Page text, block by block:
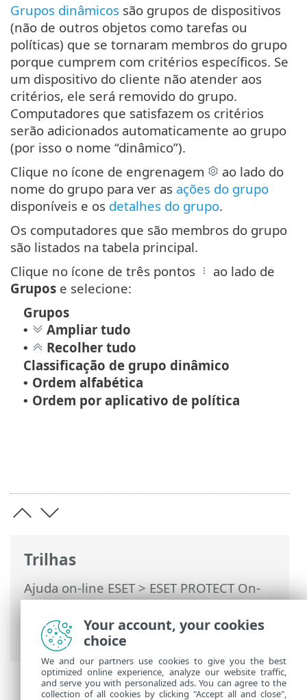
Trilhas
Ajuda on-line ESET>ESET PROTECT On-
Prem>Usando o ESET PROTECT On-Prem
ESET PROTECT On-Prem Menu principal
Computadores> Grupos
Grupos dinâmicos são grupos de dispositivos
(não de outros objetos como tarefas ou
políticas) que se tornaram membros do grupo
porque cumprem com critérios específicos. Se
um dispositivo do cliente não atender aos
critérios, ele será removido do grupo.
Computadores que satisfazem os critérios
serão adicionados automaticamente ao grupo
(por isso o nome “dinâmico”).
Clique no ícone de engrenagem
ao lado do
nome do grupo para ver as ações do grupo
disponíveis e os detalhes do grupo.
Os computadores que são membros do grupo
são listados na tabela principal.
Clique no ícone de três pontos
ao lado de
Grupos e selecione:
Grupos
• Ampliar tudo
•
Recolher tudo
Classificação de grupo dinâmico
• Ordem alfabética
• Ordem por aplicativo de política
Your account, your cookies
choice
We and our partners use cookies to give you the best
optimized online experience, analyze our website traffic,
and serve you with personalized ads. You can agree to the
collection of all cookies by clicking "Accept all and close",